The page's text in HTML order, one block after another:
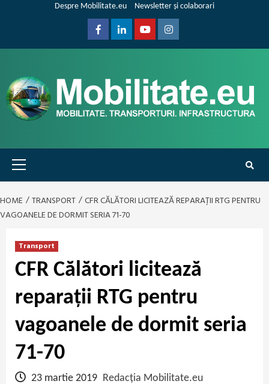
Despre Mobilitate.eu Newsletter și colaborari
FacebookLinkedinYoutubeInstagram
Primary
Menu
HOME TRANSPORT
CFR CĂLĂTORI LICITEAZĂ REPARAȚII RTG PENTRU
VAGOANELE DE DORMIT SERIA 71-70
Transport
CFR Călători licitează
reparații RTG pentru
vagoanele de dormit seria
71-70
23 martie 2019 Redacția Mobilitate.eu